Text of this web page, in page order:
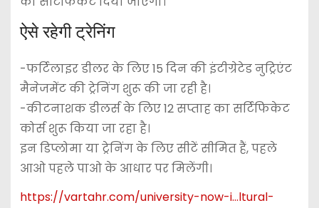
ऐसे रहेगी ट्रेनिंग
-फर्टिलाइर डीलर के लिए 15 दिन की इंटीग्रेटेड नुट्रिएंट
मैनेजमेंट की ट्रेनिंग शुरू की जा रही है।
-कीटनाशक डीलर्स के लिए 12 सप्ताह का सर्टिफिकेट
कोर्स शुरू किया जा रहा है।
इन डिप्लोमा या ट्रेनिंग के लिए सीटें सीमित हैं, पहले
आओ पहले पाओ के आधार पर मिलेंगी।
https://vartahr.com/university-now-i…ltural-